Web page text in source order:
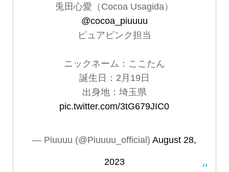
兎田心愛（Cocoa Usagida）
@cocoa_piuuuu
ピュアピンク担当
ニックネーム：ここたん
誕生日：2月19日
出身地：埼玉県
pic.twitter.com/3tG679JIC0
— Piuuuu (@Piuuuu_official)August 28,
2023